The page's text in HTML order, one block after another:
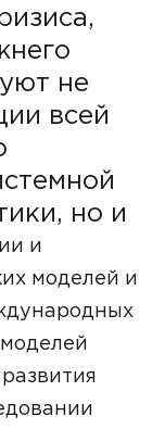
не
всей
но и
и
моделей и